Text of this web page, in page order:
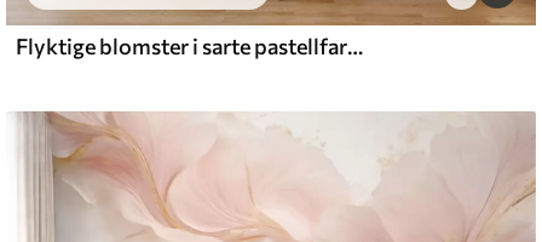
.00555.00kr/m²
Flyktige blomster i sarte pastellfarger